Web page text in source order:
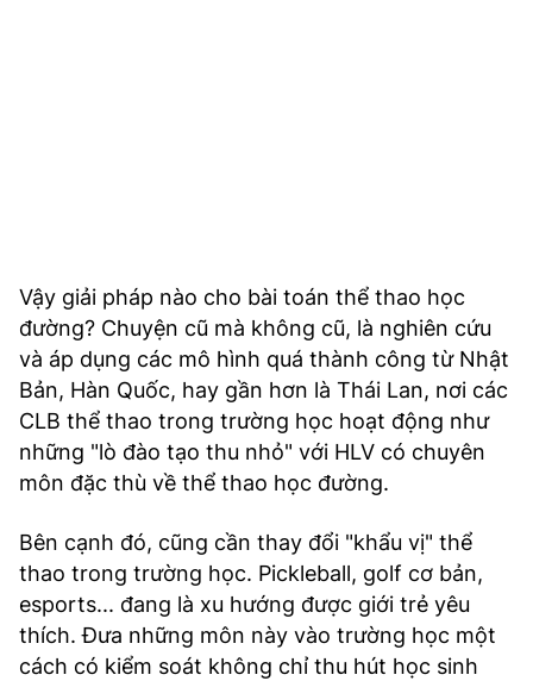
Vậy giải pháp nào cho bài toán thể thao học
đường? Chuyện cũ mà không cũ, là nghiên cứu
và áp dụng các mô hình quá thành công từ Nhật
Bản, Hàn Quốc, hay gần hơn là Thái Lan, nơi các
CLB thể thao trong trường học hoạt động như
những "lò đào tạo thu nhỏ" với HLV có chuyên
môn đặc thù về thể thao học đường.
Bên cạnh đó, cũng cần thay đổi "khẩu vị" thể
thao trong trường học. Pickleball, golf cơ bản,
esports... đang là xu hướng được giới trẻ yêu
thích. Đưa những môn này vào trường học một
cách có kiểm soát không chỉ thu hút học sinh